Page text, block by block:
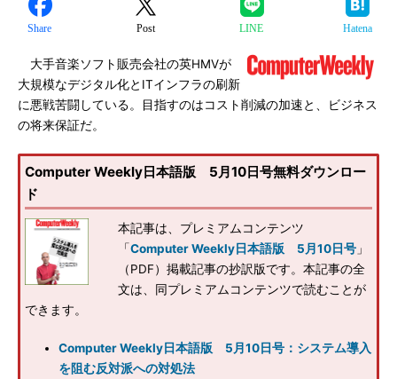
Share Post LINE Hatena
大手音楽ソフト販売会社の英HMVが
大規模なデジタル化とITインフラの刷新
に悪戦苦闘している。目指すのはコスト削減の加速と、ビジネス
の将来保証だ。
Computer Weekly日本語版 5月10日号無料ダウンロー
ド
本記事は、プレミアムコンテンツ
「Computer Weekly日本語版 5月10日号 」
（PDF）掲載記事の抄訳版です。本記事の全
文は、同プレミアムコンテンツで読むことが
できます。
Computer Weekly日本語版 5月10日号：システム導入
を阻む反対派への対処法